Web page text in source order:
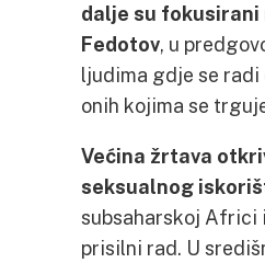
dalje su fokusirani
Fedotov, u
ljudima gdje se radi
onih kojima se
Većina žrtava
seksualnog
subsaharskoj Africi
prisilni rad. U